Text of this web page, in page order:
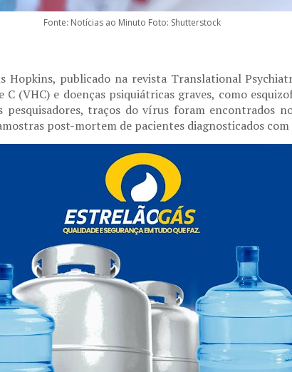
Fonte: Notícias ao Minuto Foto: Shutterstock
Hopkins, publicado na revista Translational
(VHC) e doenças psiquiátricas graves, como
pesquisadores, traços do vírus foram encontrados
post-mortem de pacientes diagnosticados com